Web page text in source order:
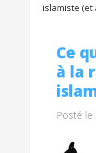
islamiste (et
Ce
à la
Posté le